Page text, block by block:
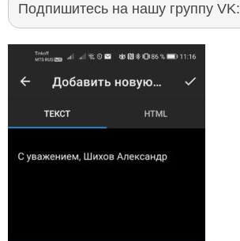
Подпишитесь на нашу группу VK: